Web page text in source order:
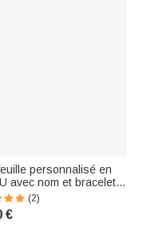
personnalisé en
avec nom et bracelet
fête des mères
d'anniversaire pour
(2)
€